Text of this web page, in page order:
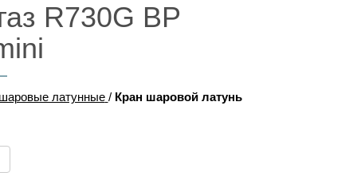
R730G ВР
латунные / Кран шаровой латунь